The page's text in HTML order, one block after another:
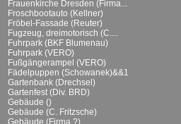
Frauenkirche Dresden (Firma...
Froschbootauto (Kellner)
Fröbel-Fassade (Reuter)
Fugzeug, dreimotorisch (C....
Fuhrpark (BKF Blumenau)
Fuhrpark (VERO)
Fußgängerampel (VERO)
Fädelpuppen (Schowanek)&&1
Gartenbank (Drechsel)
Gartenfest (Div. BRD)
Gebäude ()
Gebäude (C. Fritzsche)
Gebäude (Firma ?)